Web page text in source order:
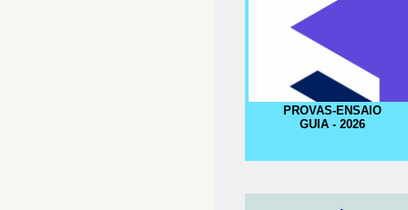
PROVAS-ENSAIO
GUIA - 2026